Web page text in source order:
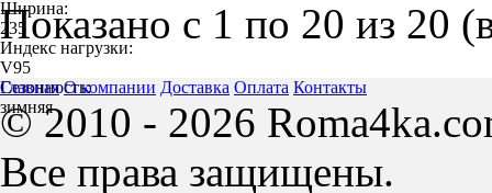
Ширина:
235
Индекс нагрузки:
V95
Сезонность:
зимняя
Показано с 1 по 20 из 20
Главная О компании Доставка Оплата Контакты
© 2010 - 2026
Все права защищены.